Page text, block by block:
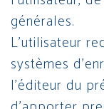
générales.
L’utilisateur
systèmes
l’éditeur du